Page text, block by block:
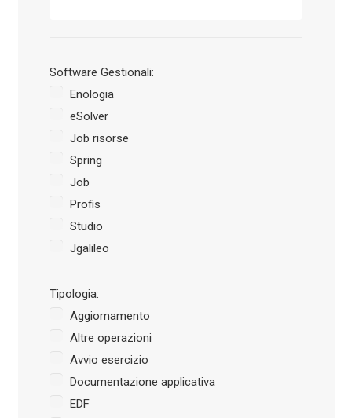
Software Gestionali:
Enologia
eSolver
Job risorse
Spring
Job
Profis
Studio
Jgalileo
Tipologia:
Aggiornamento
Altre operazioni
Avvio esercizio
Documentazione applicativa
EDF